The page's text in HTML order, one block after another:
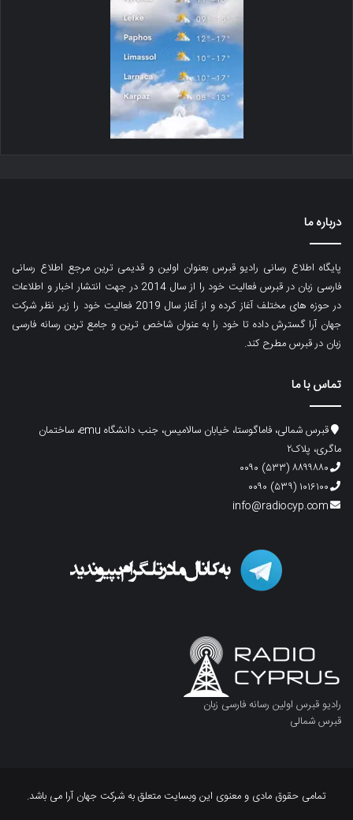
درباره ما
پایگاه اطلاع رسانی رادیو قبرس بعنوان اولین و قدیمی ترین مرجع اطلاع رسانی
فارسی زبان در قبرس فعالیت خود را از سال 2014 در جهت انتشار اخبار و اطلاعات
در حوزه های مختلف آغاز کرده و از آغاز سال 2019 فعالیت خود را زیر نظر شرکت
جهان آرا گسترش داده تا خود را به عنوان شاخص ترین و جامع ترین رسانه فارسی
زبان در قبرس مطرح کند.
تماس با ما
قبرس شمالی، فاماگوستا، خیابان سالامیس، جنب دانشگاه emu، ساختمان
ماگری، پلاک۲
۸۸۹۹۸۸۰ (۵۳۳) ۰۰۹۰
۱۰۱۶۱۰۰ (۵۳۹) ۰۰۹۰
info@radiocyp.com
رادیو قبرس اولین رسانه فارسی زبان
قبرس شمالی
تمامی حقوق مادی و معنوی این وبسایت متعلق به شرکت جهان آرا می باشد.